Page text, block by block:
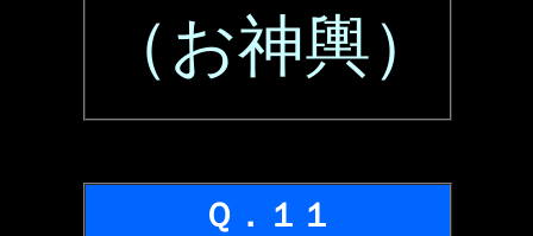
（お神輿）
Ｑ．１１